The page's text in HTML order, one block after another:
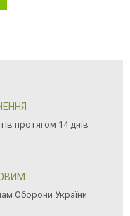
протягом 14 днів
Оборони України